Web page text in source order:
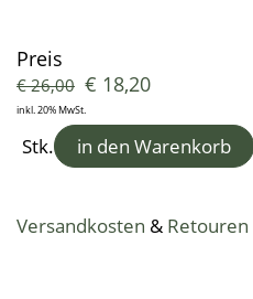
Lauflernpatscherl
Naturkinderwagen
Spielwaren
Startpakete
Preis
€ 26,00 € 18,20
inkl. 20% MwSt.
Stk. in den Warenkorb
Versandkosten & Retouren